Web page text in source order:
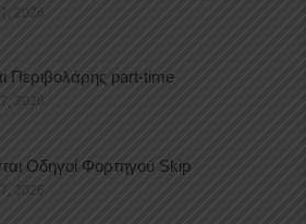
2026
Περιβολάρης part-time
2026
Οδηγοί Φορτηγού Skip
2026